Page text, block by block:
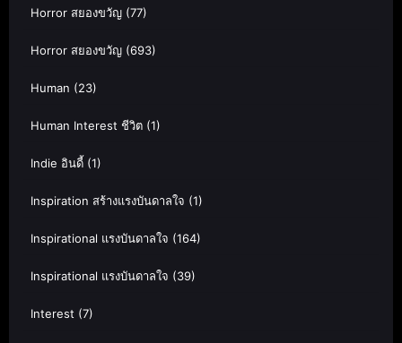
Horror สยองขวัญ (77)
Horror สยองขวัญ (693)
Human (23)
Human Interest ชีวิต (1)
Indie อินดี้ (1)
Inspiration สร้างแรงบันดาลใจ (1)
Inspirational แรงบันดาลใจ (164)
Inspirational แรงบันดาลใจ (39)
Interest (7)